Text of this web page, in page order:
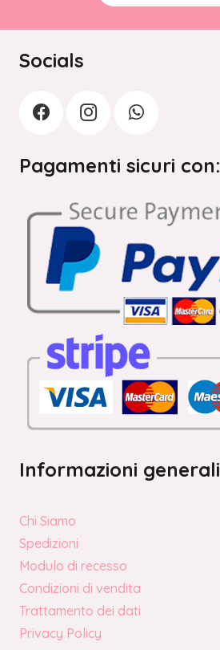
Socials
Pagamenti sicuri con:
Informazioni generali
Chi Siamo
Spedizioni
Modulo di recesso
Condizioni di vendita
Trattamento dei dati
Privacy Policy